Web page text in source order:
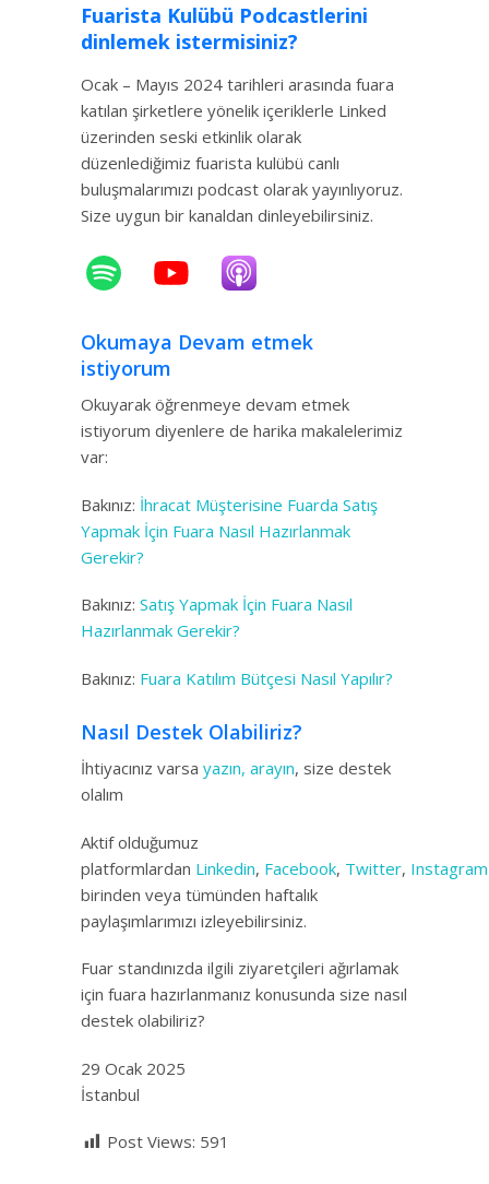
Fuarista Kulübü Podcastlerini
dinlemek istermisiniz?
Ocak – Mayıs 2024 tarihleri arasında fuara
katılan şirketlere yönelik içeriklerle Linked
üzerinden seski etkinlik olarak
düzenlediğimiz fuarista kulübü canlı
buluşmalarımızı podcast olarak yayınlıyoruz.
Size uygun bir kanaldan dinleyebilirsiniz.
Okumaya Devam etmek
istiyorum
Okuyarak öğrenmeye devam etmek
istiyorum diyenlere de harika makalelerimiz
var:
Bakınız: İhracat Müşterisine Fuarda Satış
Yapmak İçin Fuara Nasıl Hazırlanmak
Gerekir?
Bakınız: Satış Yapmak İçin Fuara Nasıl
Hazırlanmak Gerekir?
Bakınız: Fuara Katılım Bütçesi Nasıl Yapılır?
Nasıl Destek Olabiliriz?
İhtiyacınız varsa yazın, arayın, size destek
olalım
Aktif olduğumuz
platformlardan Linkedin, Facebook, Twitter, Instagram
birinden veya tümünden haftalık
paylaşımlarımızı izleyebilirsiniz.
Fuar standınızda ilgili ziyaretçileri ağırlamak
için fuara hazırlanmanız konusunda size nasıl
destek olabiliriz?
29 Ocak 2025
İstanbul
Post Views: 591